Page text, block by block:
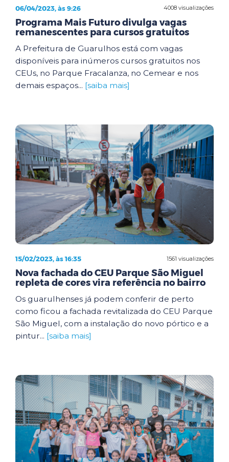
4008 visualizações
06/04/2023, às 9:26
Programa Mais Futuro divulga vagas
remanescentes para cursos gratuitos
A Prefeitura de Guarulhos está com vagas
disponíveis para inúmeros cursos gratuitos nos
CEUs, no Parque Fracalanza, no Cemear e nos
demais espaços... [saiba mais]
1561 visualizações
15/02/2023, às 16:35
Nova fachada do CEU Parque São Miguel
repleta de cores vira referência no bairro
Os guarulhenses já podem conferir de perto
como ficou a fachada revitalizada do CEU Parque
São Miguel, com a instalação do novo pórtico e a
pintur... [saiba mais]